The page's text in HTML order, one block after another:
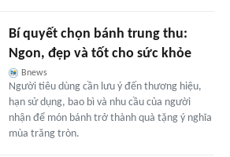
Bí quyết chọn bánh trung thu:
Ngon, đẹp và tốt cho sức khỏe
Bnews
Người tiêu dùng cần lưu ý đến thương hiệu,
hạn sử dụng, bao bì và nhu cầu của người
nhận để món bánh trở thành quà tặng ý nghĩa
mùa trăng tròn.